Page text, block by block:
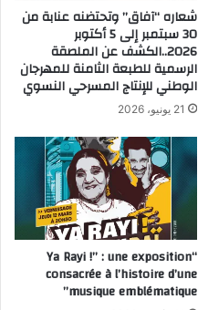
شعاره “آفاق” وتحتضنه عنابة من
30 سبتمبر إلى 5 أكتوبر
2026..الكشف عن الملصقة
الرسمية للطبعة الثامنة للمهرجان
الوطني للإنتاج المسرحي النسوي
21 يونيو، 2026
“Ya Rayi !” : une exposition
consacrée à l’histoire d’une
musique emblématique”